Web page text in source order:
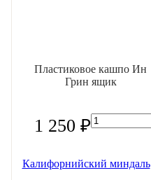
Пластиковое кашпо Ин
Грин ящик
1 250 ₽
Калифорнийский миндаль